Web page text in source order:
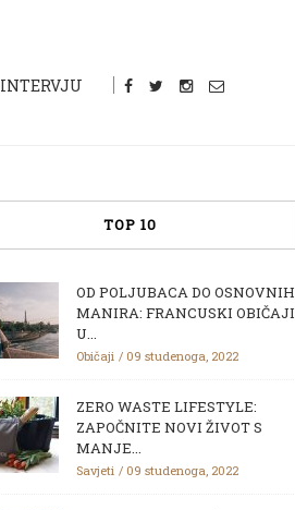
INTERVJU
TOP 10
OD POLJUBACA DO OSNOVNIH
MANIRA: FRANCUSKI OBIČAJI
U...
Običaji 09 studenoga, 2022
ZERO WASTE LIFESTYLE:
ZAPOČNITE NOVI ŽIVOT S
MANJE...
Savjeti 09 studenoga, 2022